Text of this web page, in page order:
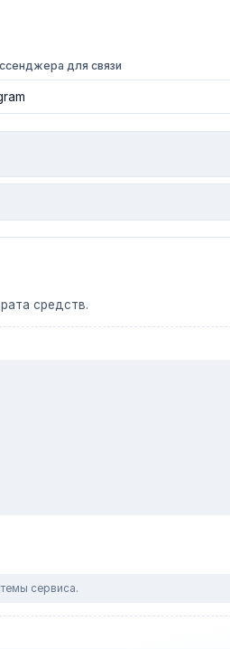
для связи
средств.
сервиса.